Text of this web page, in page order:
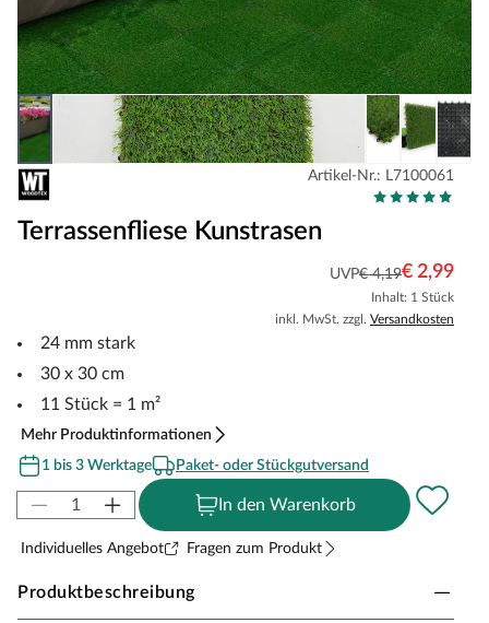
Artikel-Nr.: L7100061
Terrassenfliese Kunstrasen
UVP€ 4,19€ 2,99
Inhalt: 1 Stück
inkl. MwSt. zzgl. Versandkosten
24 mm stark
30 x 30 cm
11 Stück = 1 m²
Mehr Produktinformationen
1 bis 3 Werktage
Paket- oder Stückgutversand
In den Warenkorb
Individuelles Angebot Fragen zum Produkt
Produktbeschreibung